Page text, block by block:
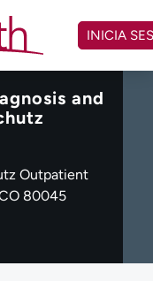
cita
INICIA
and
Outpatient
80045